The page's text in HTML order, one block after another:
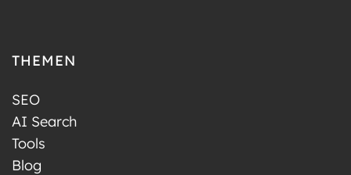
THEMEN
SEO
AI Search
Tools
Blog